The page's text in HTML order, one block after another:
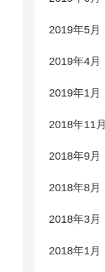
2019年5月
2019年4月
2019年1月
2018年11月
2018年9月
2018年8月
2018年3月
2018年1月